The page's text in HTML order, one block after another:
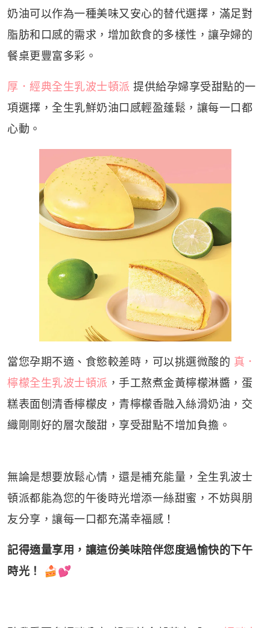
奶油可以作為一種美味又安心的替代選擇，滿足對
脂肪和口感的需求，增加飲食的多樣性，讓孕婦的
餐桌更豐富多彩。
厚 ． 經典全生乳波士頓派 提供給孕婦享受甜點的一
項選擇，全生乳鮮奶油口感輕盈蓬鬆，讓每一口都
心動。
當您孕期不適、食慾較差時，可以挑選微酸的 真 ．
檸檬全生乳波士頓派 ，手工熬煮金黃檸檬淋醬，蛋
糕表面刨清香檸檬皮，青檸檬香融入絲滑奶油，交
織剛剛好的層次酸甜，享受甜點不增加負擔。
無論是想要放鬆心情，還是補充能量，全生乳波士
頓派都能為您的午後時光增添一絲甜蜜，不妨與朋
友分享，讓每一口都充滿幸福感！
記得適量享用，讓這份美味陪伴您度過愉快的下午
時光！
🍰💕